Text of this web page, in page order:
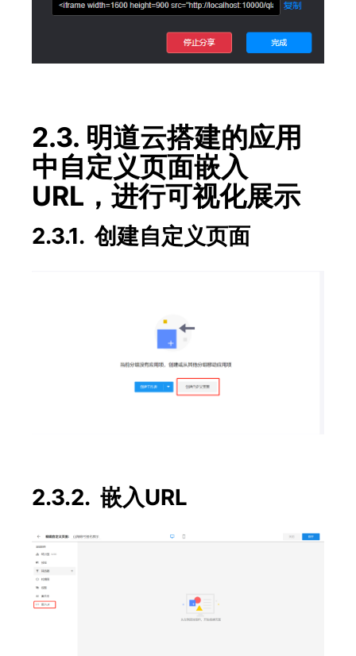
2.3. 明道云搭建的应用
中自定义页面嵌入
URL，进行可视化展示
2.3.1. 创建自定义页面
2.3.2. 嵌入URL